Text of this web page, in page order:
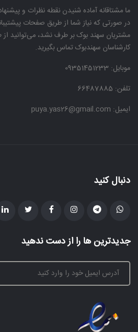
ما مشتاقانه آماده شنیدن نقطه نظرات و
در صورتی که نیاز شما از طریق صفحات
مشتریان سهند بوک بر طرف نشد، می‌توانید
کارشناسان سهندبوک تماس بگیرید.
موبایل:
تلفن: 66487885
ایمیل: puya.yas26@gmail.com
دنبال کنید
جدیدترین ها را از دست ندهید